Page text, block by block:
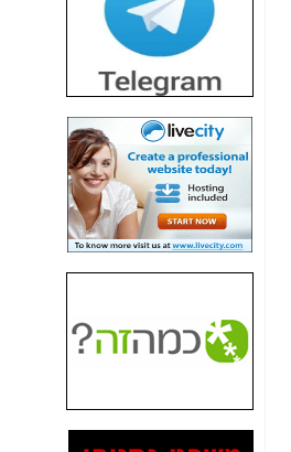
חשיפת מה שלא
רוצים שתדעו בעניין
פריסת אנלימיטד
(בניחוח בלתי נסבל) -
כאן
חשיפה: איוב קרא
אישר לקבוצת סלקום
בדיוק מה שביבי אישר
כאן
האם השר איוב קרא
היה צריך בכלל לחתום
על האישור, שנתן
האם ביבי וקרא קבלו
בכלל תמורה עבור
ההטבות הרגולטוריות
המסמכים בנושא בזק-
Yes (תיק 4000)